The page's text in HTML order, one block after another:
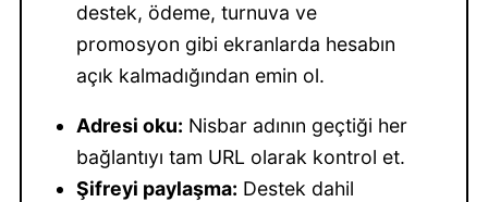
destek, ödeme, turnuva ve
promosyon gibi ekranlarda hesabın
açık kalmadığından emin ol.
Adresi oku: Nisbar adının geçtiği her
bağlantıyı tam URL olarak kontrol et.
Şifreyi paylaşma: Destek dahil